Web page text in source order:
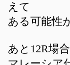
えて
ある可能性
あと12R場